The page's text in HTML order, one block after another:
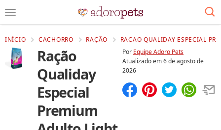
INÍCIO CACHORRO RAÇÃO RACAO QUALIDAY ESPECIAL
Ração
Qualiday
Especial
Premium
Por Equipe Adoro Pets
Atualizado em6 de agosto de
2026